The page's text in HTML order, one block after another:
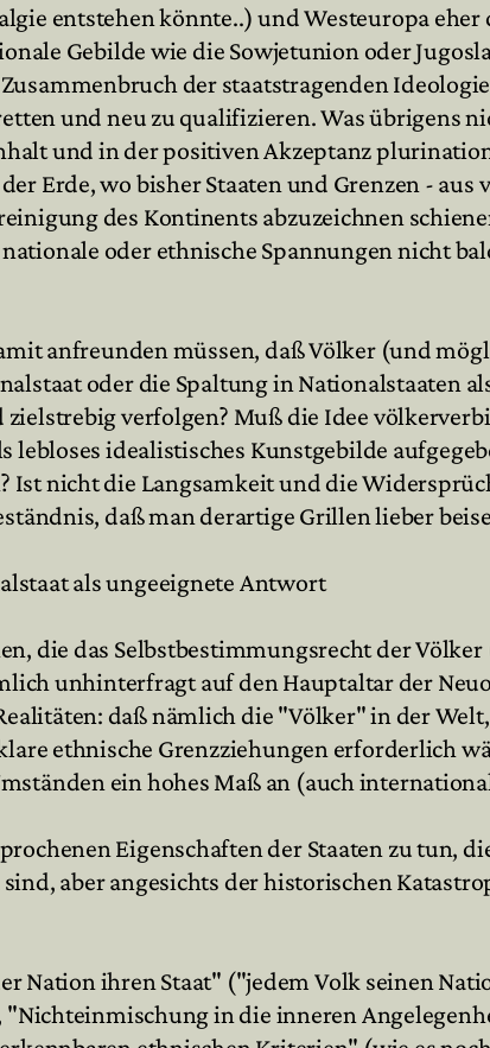
entstehen könnte..) und Westeuropa
Gebilde wie die Sowjetunion oder
der staatstragenden
und neu zu qualifizieren. Was übrigens
und in der positiven Akzeptanz
Erde, wo bisher Staaten und Grenzen -
des Kontinents abzuzeichnen
oder ethnische Spannungen nicht
anfreunden müssen, daß Völker (und
oder die Spaltung in Nationalstaaten
verfolgen? Muß die Idee
lebloses idealistisches Kunstgebilde
Ist nicht die Langsamkeit und die
daß man derartige Grillen lieber
als ungeeignete Antwort
die das Selbstbestimmungsrecht der
unhinterfragt auf den Hauptaltar der
daß nämlich die "Völker" in der
ethnische Grenzziehungen erforderlich
ein hohes Maß an (auch
Eigenschaften der Staaten zu tun,
aber angesichts der historischen
Nation ihren Staat" ("jedem Volk seinen
in die inneren